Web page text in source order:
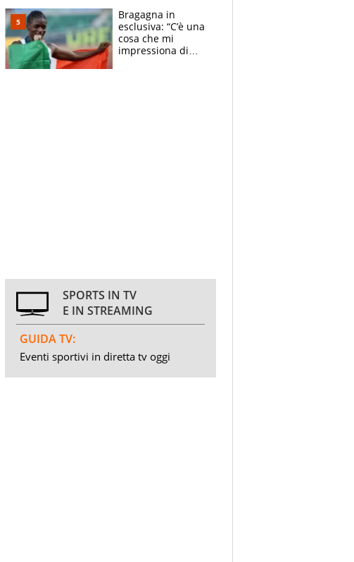
l'alleanza con
Donnarumma
Bragagna in
esclusiva: “C’è una
cosa che mi
impressiona di
SPORTS IN TV
E IN STREAMING
GUIDA TV:
Eventi sportivi in diretta tv oggi